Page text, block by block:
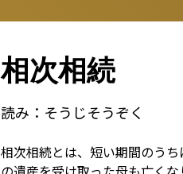
相次相続
読み： そうじそうぞく
相次相続とは、短い期間のう